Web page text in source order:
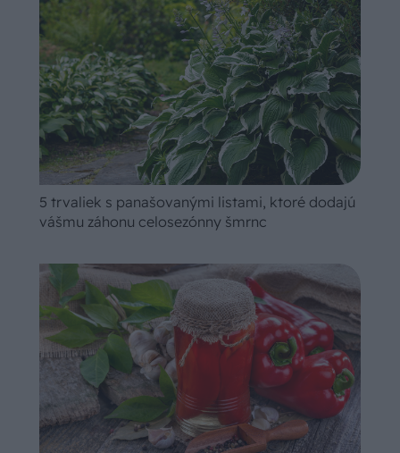
5 trvaliek s panašovanými listami, ktoré dodajú
vášmu záhonu celosezónny šmrnc